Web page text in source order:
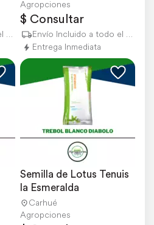
Envío Incluido a todo el país
Agropciones
$ Consultar
Envío Incluido a todo el país
Entrega Inmediata
Semilla de Lotus Tenuis
la Esmeralda
Carhué
Agropciones